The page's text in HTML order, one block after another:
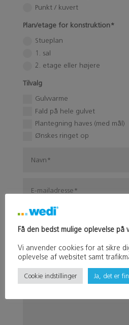
Punkt / kuvert
Plan/etage for konstruktion*
Stueplan
1. sal
2. etage eller højere
Tilvalg
Gulvvarme
Fald på hele gulvet
Plantegning haves (med mål)
Ønskes ringet op
Få den bedst mulige oplevelse på
Vi anvender cookies for at sikre
oplevelse af websitet samt
Cookie indstillinger Ja, det er